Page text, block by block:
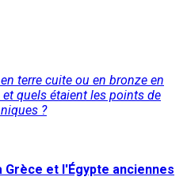
terre cuite ou en bronze en
et quels étaient les points de
?
et l'Égypte anciennes